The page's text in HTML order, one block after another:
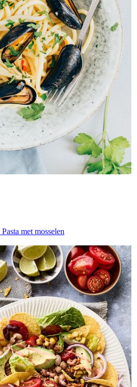
Pasta met mosselen